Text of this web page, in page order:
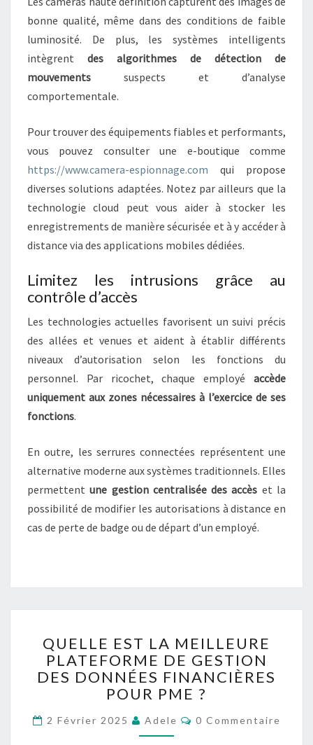
C
A
C
E
M
V
O
O
C
A
U
R
F
S
S
O
L
S
bonne qualité, même dans des conditions de faible
luminosité. De plus, les systèmes intelligents
intègrent des algorithmes de détection de
mouvements suspects et d’analyse
comportementale.
Pour trouver des équipements fiables et performants,
vous pouvez consulter une e-boutique comme
https://www.camera-espionnage.com qui propose
diverses solutions adaptées. Notez par ailleurs que la
technologie cloud peut vous aider à stocker les
enregistrements de manière sécurisée et à y accéder à
distance via des applications mobiles dédiées.
Limitez les intrusions grâce au
contrôle d’accès
Les technologies actuelles favorisent un suivi précis
des allées et venues et aident à établir différents
niveaux d’autorisation selon les fonctions du
personnel. Par ricochet, chaque employé accède
uniquement aux zones nécessaires à l’exercice de ses
fonctions.
En outre, les serrures connectées représentent une
alternative moderne aux systèmes traditionnels. Elles
permettentune gestion centralisée des accès et la
possibilité de modifier les autorisations à distance en
cas de perte de badge ou de départ d’un employé.
U
E
L
E
S
QUELLE EST LA MEILLEURE
PLATEFORME DE GESTION
DES DONNÉES FINANCIÈRES
POUR PME ?
2 Février 2025 Adele
C
O
0 Commentaire